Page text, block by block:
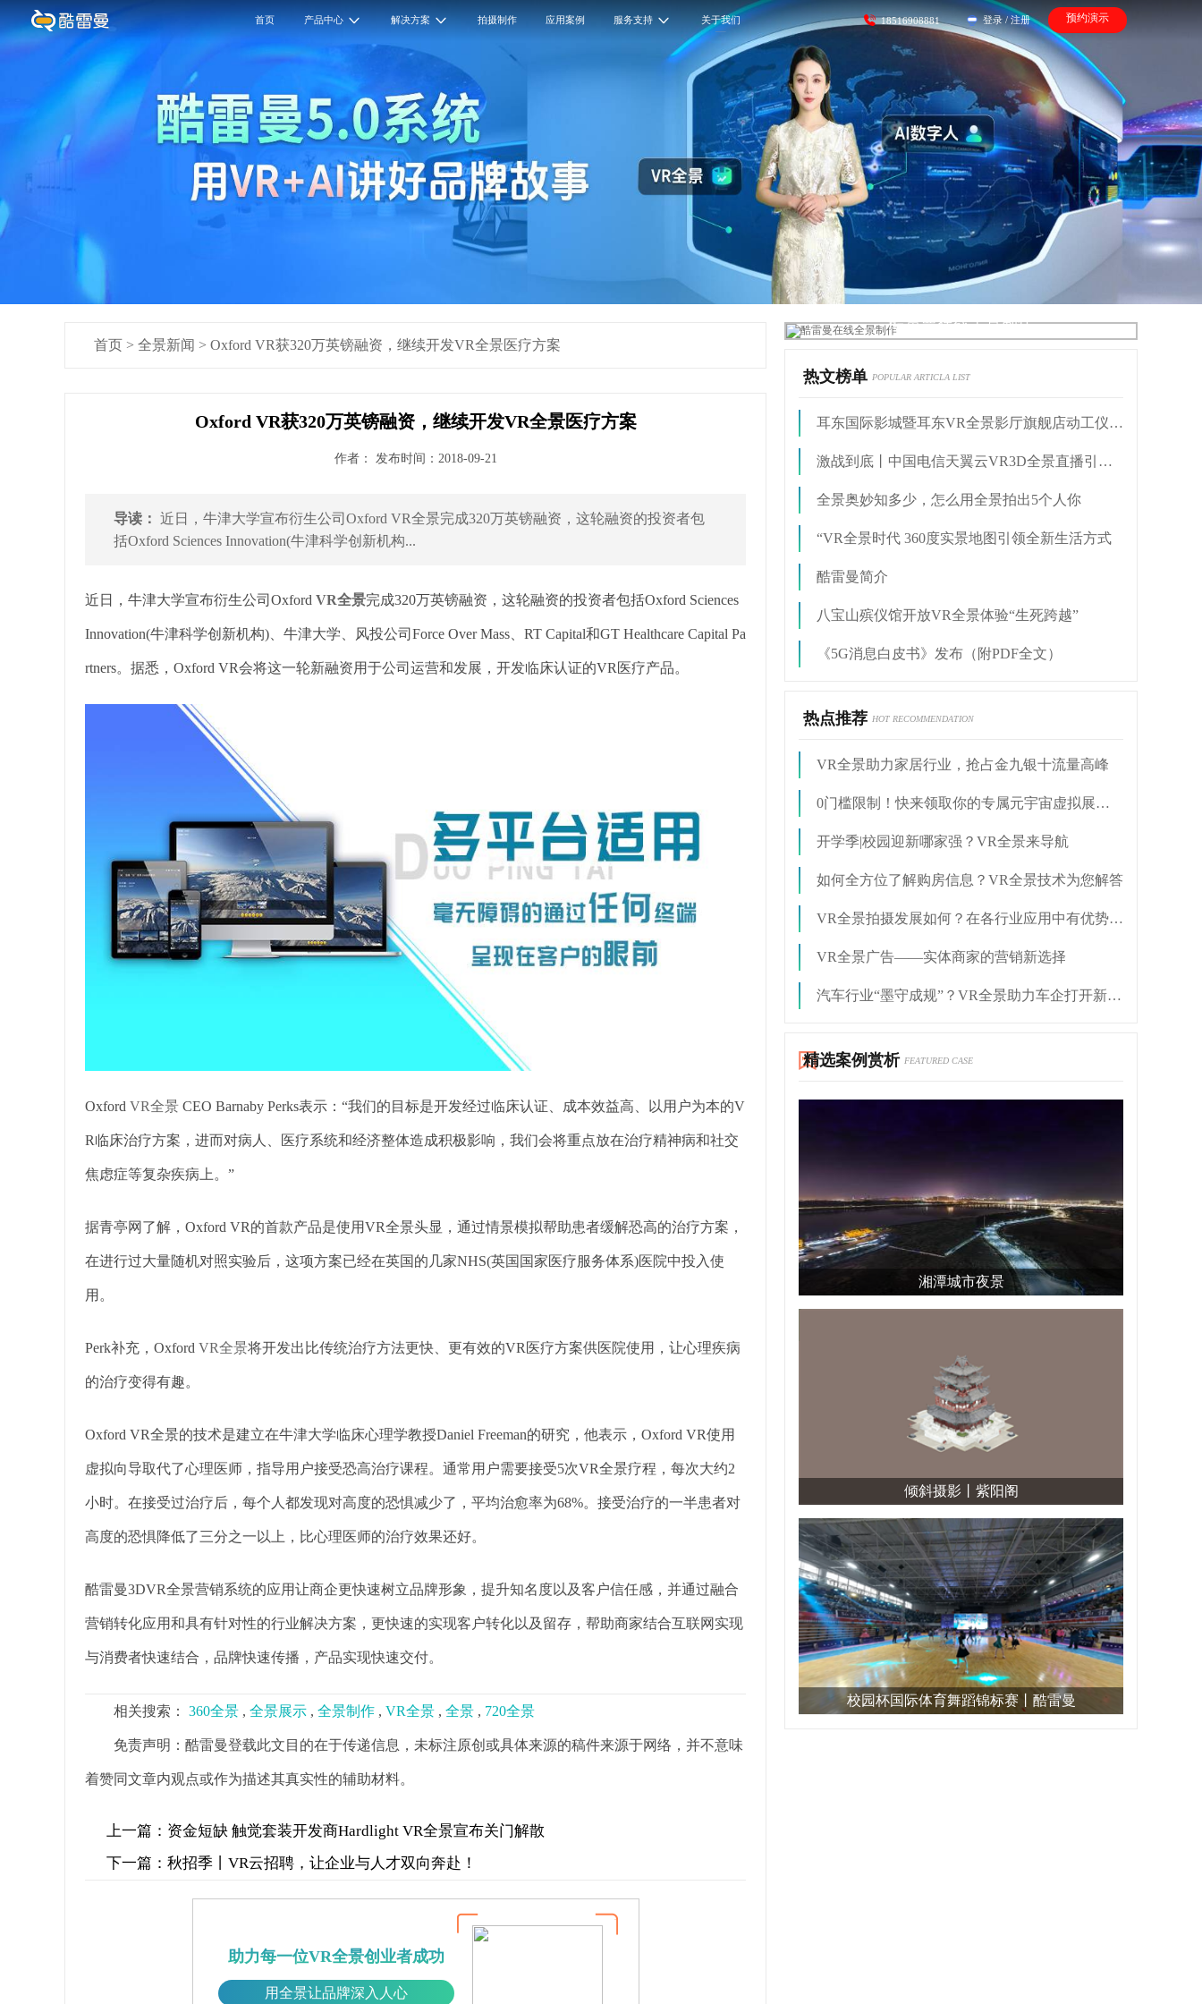
首页 产品中心 解决方案 拍摄制作 应用案例 服务支持 关于我们 18516908881 登录 / 注册 预约演示
首页 > 全景新闻 > Oxford VR获320万英镑融资，继续开发VR全景医疗方案
Oxford VR获320万英镑融资，继续开发VR全景医疗方案
作者： 发布时间：2018-09-21
导读： 近日，牛津大学宣布衍生公司Oxford VR全景完成320万英镑融资，这轮融资的投资者包
括Oxford Sciences Innovation(牛津科学创新机构...
近日，牛津大学宣布衍生公司Oxford VR全景完成320万英镑融资，这轮融资的投资者包括Oxford Sciences
Innovation(牛津科学创新机构)、牛津大学、风投公司Force Over Mass、RT Capital和GT Healthcare Capital Pa
rtners。据悉，Oxford VR会将这一轮新融资用于公司运营和发展，开发临床认证的VR医疗产品。
Oxford VR全景 CEO Barnaby Perks表示：“我们的目标是开发经过临床认证、成本效益高、以用户为本的V
R临床治疗方案，进而对病人、医疗系统和经济整体造成积极影响，我们会将重点放在治疗精神病和社交
焦虑症等复杂疾病上。”
据青亭网了解，Oxford VR的首款产品是使用VR全景头显，通过情景模拟帮助患者缓解恐高的治疗方案，
在进行过大量随机对照实验后，这项方案已经在英国的几家NHS(英国国家医疗服务体系)医院中投入使
用。
Perk补充，Oxford VR全景将开发出比传统治疗方法更快、更有效的VR医疗方案供医院使用，让心理疾病
的治疗变得有趣。
Oxford VR全景的技术是建立在牛津大学临床心理学教授Daniel Freeman的研究，他表示，Oxford VR使用
虚拟向导取代了心理医师，指导用户接受恐高治疗课程。通常用户需要接受5次VR全景疗程，每次大约2
小时。在接受过治疗后，每个人都发现对高度的恐惧减少了，平均治愈率为68%。接受治疗的一半患者对
高度的恐惧降低了三分之一以上，比心理医师的治疗效果还好。
酷雷曼3DVR全景营销系统的应用让商企更快速树立品牌形象，提升知名度以及客户信任感，并通过融合
营销转化应用和具有针对性的行业解决方案，更快速的实现客户转化以及留存，帮助商家结合互联网实现
与消费者快速结合，品牌快速传播，产品实现快速交付。
相关搜索： 360全景 , 全景展示 , 全景制作 , VR全景 , 全景 , 720全景
免责声明：酷雷曼登载此文目的在于传递信息，未标注原创或具体来源的稿件来源于网络，并不意味
着赞同文章内观点或作为描述其真实性的辅助材料。
上一篇： 资金短缺 触觉套装开发商Hardlight VR全景宣布关门解散
下一篇： 秋招季丨VR云招聘，让企业与人才双向奔赴！
助力每一位VR全景创业者成功
用全景让品牌深入人心
酷雷曼在线全景制作
热文榜单 POPULAR ARTICLA LIST
耳东国际影城暨耳东VR全景影厅旗舰店动工仪式盛大举行
激战到底丨中国电信天翼云VR3D全景直播引燃拳击热火
全景奥妙知多少，怎么用全景拍出5个人你
“VR全景时代 360度实景地图引领全新生活方式
酷雷曼简介
八宝山殡仪馆开放VR全景体验“生死跨越”
《5G消息白皮书》发布（附PDF全文）
热点推荐 HOT RECOMMENDATION
VR全景助力家居行业，抢占金九银十流量高峰
0门槛限制！快来领取你的专属元宇宙虚拟展厅！
开学季|校园迎新哪家强？VR全景来导航
如何全方位了解购房信息？VR全景技术为您解答
VR全景拍摄发展如何？在各行业应用中有优势吗？
VR全景广告——实体商家的营销新选择
汽车行业“墨守成规”？VR全景助力车企打开新局面
精选案例赏析 FEATURED CASE
湘潭城市夜景
倾斜摄影丨紫阳阁
校园杯国际体育舞蹈锦标赛丨酷雷曼